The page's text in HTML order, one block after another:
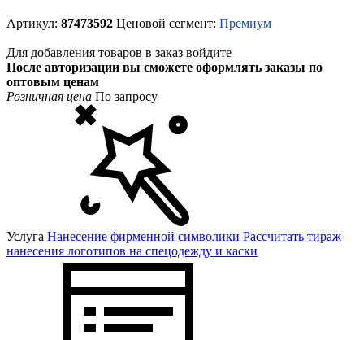
Артикул: 87473592 Ценовой сегмент: Премиум
Для добавления товаров в заказ войдите
После авторизации вы сможете оформлять заказы по
оптовым ценам
Розничная цена По запросу
Услуга Нанесение фирменной символики Рассчитать тираж
нанесения логотипов на спецодежду и каски